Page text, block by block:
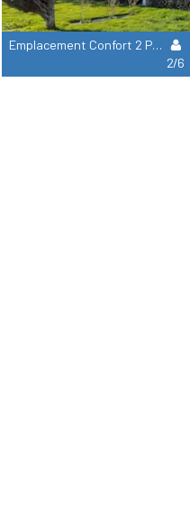
Emplacement Confort 2 Personnes + 1 Caravane Ou 1 Camping-Car Ou 1 Voiture Avec Tente + Électricité
2/6